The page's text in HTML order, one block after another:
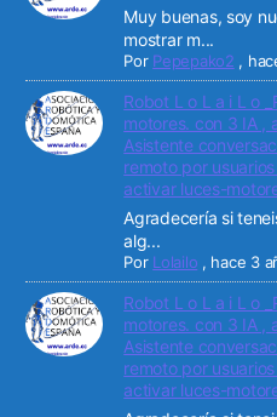
Muy buenas, soy
mostrar m...
Por Pepepako2 ,
Robot L o L a i L o
motores. con 3 IA ,
Asistente
remoto por
activar luces-
Agradecería si
alg...
Por Lolailo , hace 3
Robot L o L a i L o
motores. con 3 IA ,
Asistente
remoto por
activar luces-